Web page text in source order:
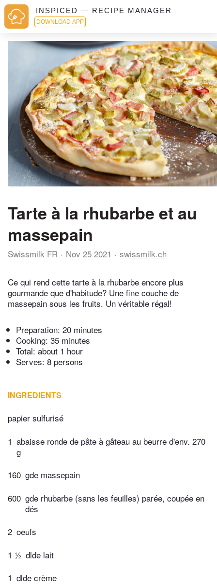
INSPICED — RECIPE MANAGER
DOWNLOAD APP
Tarte à la rhubarbe et au
massepain
Swissmilk FR Nov 25 2021 swissmilk.ch
Ce qui rend cette tarte à la rhubarbe encore plus
gourmande que d'habitude? Une fine couche de
massepain sous les fruits. Un véritable régal!
Preparation: 20 minutes
Cooking: 35 minutes
Total: about 1 hour
Serves: 8 persons
INGREDIENTS
papier sulfurisé
1 abaisse ronde de pâte à gâteau au beurre d'env. 270
g
160 gde massepain
600 gde rhubarbe (sans les feuilles) parée, coupée en
dés
2 oeufs
1 ½ dlde lait
1 dlde crème